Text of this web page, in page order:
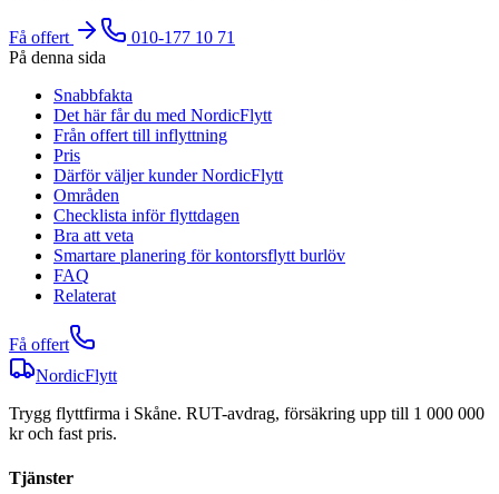
Få offert
010-177 10 71
På denna sida
Snabbfakta
Det här får du med NordicFlytt
Från offert till inflyttning
Pris
Därför väljer kunder NordicFlytt
Områden
Checklista inför flyttdagen
Bra att veta
Smartare planering för kontorsflytt burlöv
FAQ
Relaterat
Få offert
NordicFlytt
Trygg flyttfirma i Skåne. RUT-avdrag, försäkring upp till 1 000 000
kr och fast pris.
Tjänster